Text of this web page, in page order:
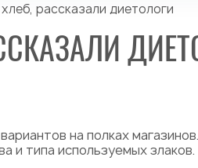
рассказали диетологи
на полках магазинов.
и типа используемых злаков.